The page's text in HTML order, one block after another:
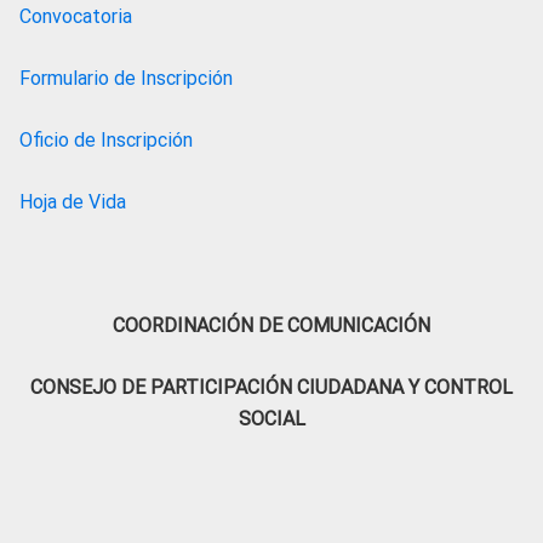
Convocatoria
Formulario de Inscripción
Oficio de Inscripción
Hoja de Vida
COORDINACIÓN DE COMUNICACIÓN
CONSEJO DE PARTICIPACIÓN CIUDADANA Y CONTROL
SOCIAL